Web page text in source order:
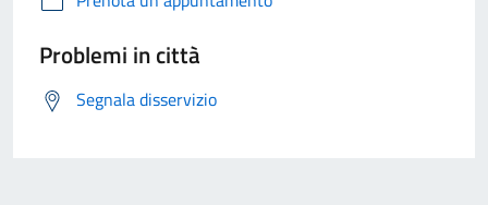
Problemi in città
Segnala disservizio